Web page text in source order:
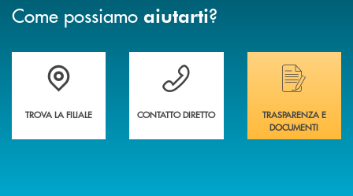
Come possiamo aiutarti?
Trova la filiale più vicina a te&nbsp;
TROVA LA FILIALE
Hai bisogno di assistenza immediata?
CONTATTO DIRETTO
Hai bisogno di
TRASPARENZA E
DOCUMENTI